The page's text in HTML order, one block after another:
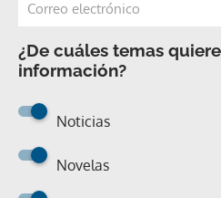
¿De cuáles temas
información?
Noticias
Novelas